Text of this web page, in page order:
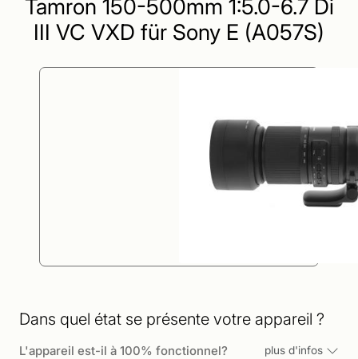
Tamron 150-500mm 1:5.0-6.7 Di
III VC VXD für Sony E (A057S)
Dans quel état se présente votre appareil ?
L'appareil est-il à 100% fonctionnel? plus d'infos